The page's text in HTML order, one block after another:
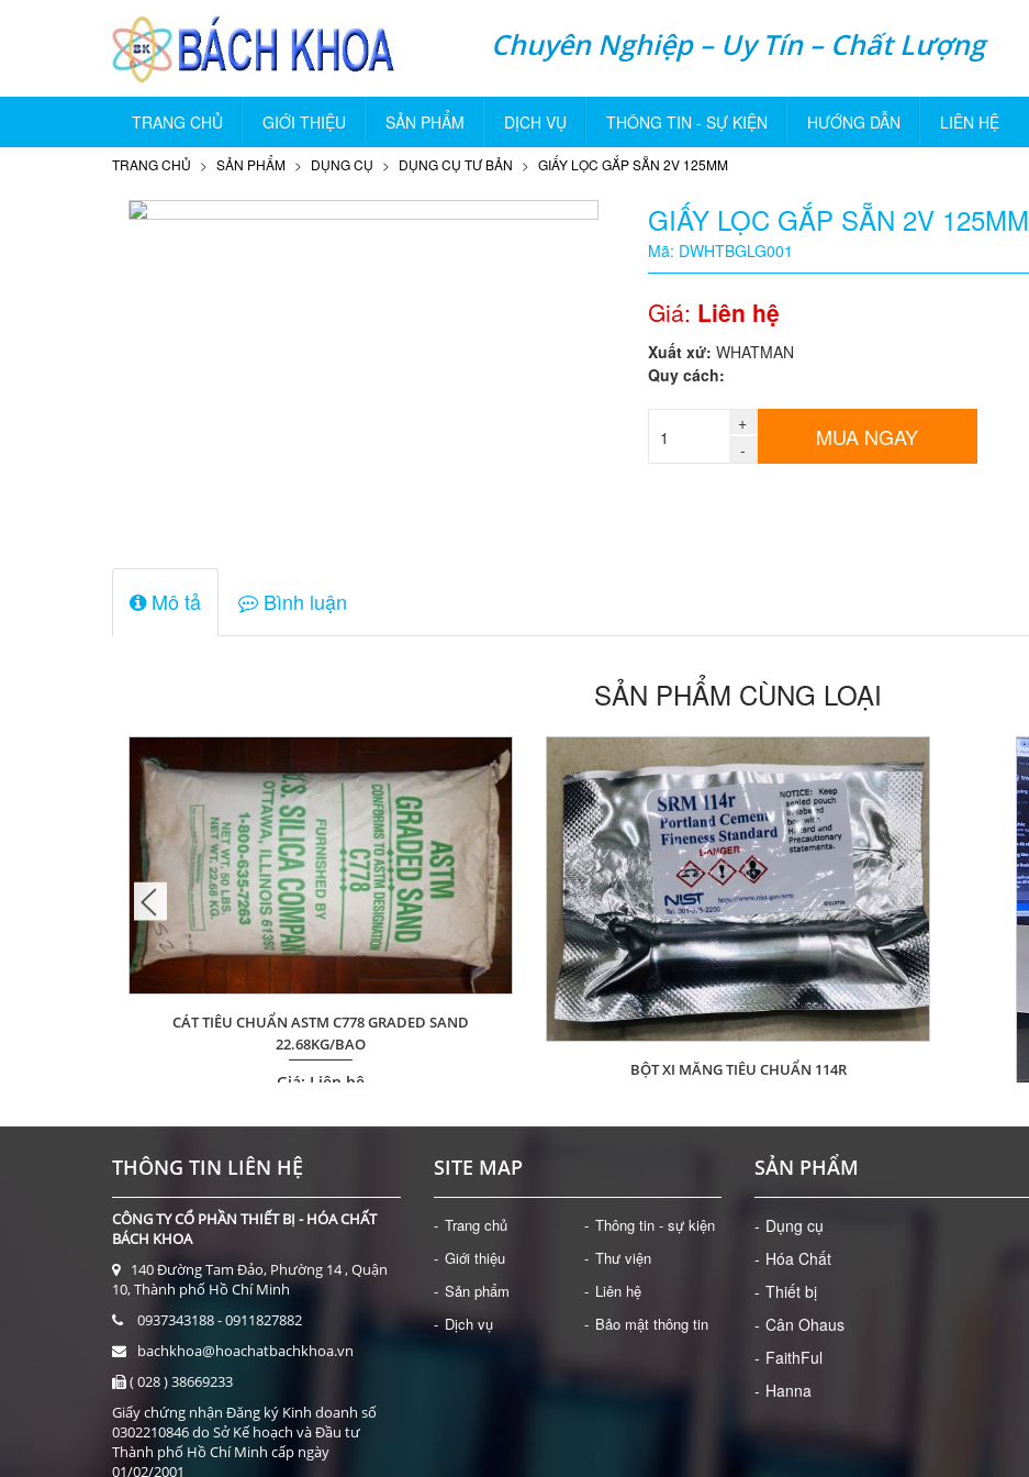
Chuyên Nghiệp – Uy Tín – Chất Lượng
TRANG CHỦ GIỚI THIỆU SẢN PHẨM DỊCH VỤ THÔNG TIN - SỰ KIỆN HƯỚNG DẪN LIÊN HỆ
TRANG CHỦ SẢN PHẨM DỤNG CỤ DỤNG CỤ TƯ BẢN GIẤY LỌC GẮP SẴN 2V 125MM
GIẤY LỌC GẮP SẴN 2V 125MM
Mã: DWHTBGLG001
Giá: Liên hệ
Xuất xứ: WHATMAN
Quy cách:
+
-
MUA NGAY
Mô tả Bình luận
SẢN PHẨM CÙNG LOẠI
CÁT TIÊU CHUẨN ASTM C778 GRADED SAND
22.68KG/BAO
Giá: Liên hệ
BỘT XI MĂNG TIÊU CHUẨN 114R
THÔNG TIN LIÊN HỆ
CÔNG TY CỔ PHẦN THIẾT BỊ - HÓA CHẤT
BÁCH KHOA
140 Đường Tam Đảo, Phường 14 , Quận
10, Thành phố Hồ Chí Minh
0937343188 - 0911827882
bachkhoa@hoachatbachkhoa.vn
( 028 ) 38669233
Giấy chứng nhận Đăng ký Kinh doanh số
0302210846 do Sở Kế hoạch và Đầu tư
Thành phố Hồ Chí Minh cấp ngày
01/02/2001
SITE MAP
Trang chủ
Giới thiệu
Sản phẩm
Dịch vụ
Thông tin - sự kiện
Thư viện
Liên hệ
Bảo mật thông tin
SẢN PHẨM
Dụng cụ
Hóa Chất
Thiết bị
Cân Ohaus
FaithFul
Hanna